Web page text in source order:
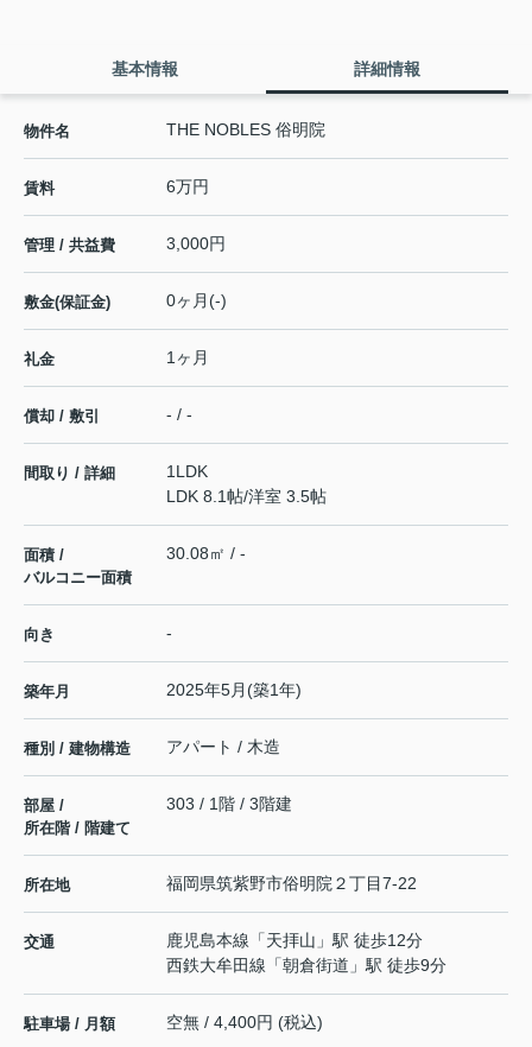
基本情報 詳細情報
物件名 THE NOBLES 俗明院
賃料 6万円
管理 / 共益費 3,000円
敷金(保証金) 0ヶ月(-)
礼金 1ヶ月
償却 / 敷引 - / -
間取り / 詳細
1LDK
LDK 8.1帖/洋室 3.5帖
面積 /
バルコニー面積
30.08㎡ / -
向き -
築年月 2025年5月(築1年)
種別 / 建物構造 アパート / 木造
部屋 /
所在階 / 階建て
303 / 1階 / 3階建
所在地 福岡県筑紫野市俗明院 ２丁目7-22
交通 鹿児島本線 「天拝山 」駅 徒歩12分
西鉄大牟田線 「朝倉街道 」駅 徒歩9分
駐車場 / 月額 空無 / 4,400円 (税込)